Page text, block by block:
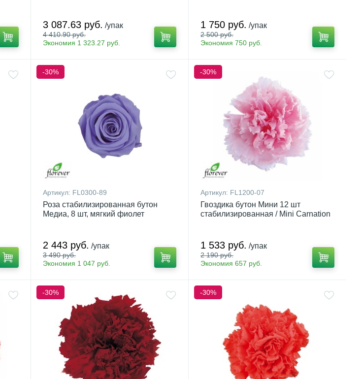
3 087.63 руб. /упак
4 410.90 руб.
Экономия 1 323.27 руб.
1 750 руб. /упак
2 500 руб.
Экономия 750 руб.
-30%
Артикул: FL0300-89
Роза стабилизированная бутон
Медиа, 8 шт, мягкий фиолет
2 443 руб. /упак
3 490 руб.
Экономия 1 047 руб.
-30%
Артикул: FL1200-07
Гвоздика бутон Мини 12 шт
стабилизированная / Mini Carnation
1 533 руб. /упак
2 190 руб.
Экономия 657 руб.
-30% -30%